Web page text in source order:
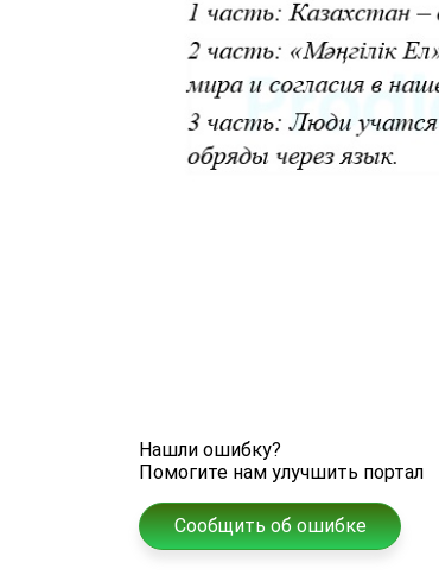
Нашли ошибку?
Помогите нам улучшить портал
Сообщить об ошибке